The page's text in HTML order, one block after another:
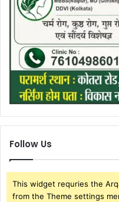
Follow Us
This widget requries the
from the Theme settings